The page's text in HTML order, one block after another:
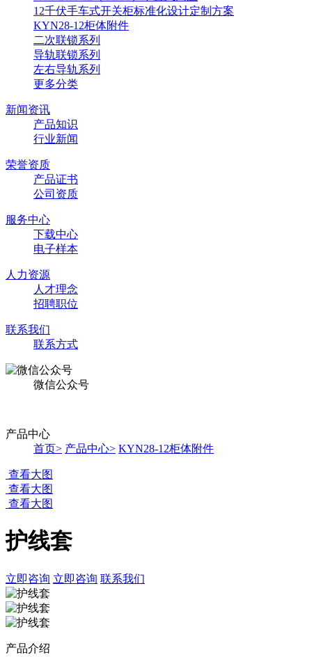
12千伏手车式开关柜标准化设计定制方案
KYN28-12柜体附件
二次联锁系列
导轨联锁系列
左右导轨系列
更多分类
新闻资讯
产品知识
行业新闻
荣誉资质
产品证书
公司资质
服务中心
下载中心
电子样本
人力资源
人才理念
招聘职位
联系我们
联系方式
微信公众号
产品中心
首页> 产品中心> KYN28-12柜体附件
查看大图
查看大图
查看大图
护线套
立即咨询 立即咨询 联系我们
产品介绍